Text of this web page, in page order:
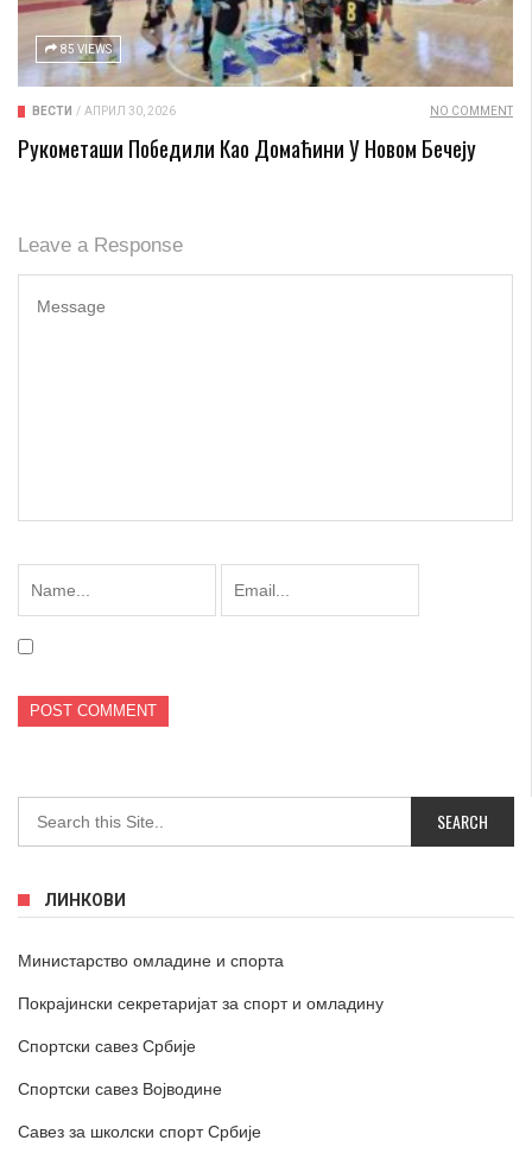
85 VIEWS
ВЕСТИ / АПРИЛ 30, 2026 NO COMMENT
Рукометаши Победили Као Домаћини У Новом Бечеју
Leave a Response
ЛИНКОВИ
Министарство омладине и спорта
Покрајински секретаријат за спорт и омладину
Спортски савез Србије
Спортски савез Војводине
Савез за школски спорт Србије